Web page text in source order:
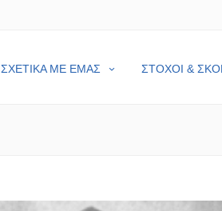
ΣΧΕΤΙΚΑ ΜΕ ΕΜΑΣ ΣΤΟΧΟΙ &